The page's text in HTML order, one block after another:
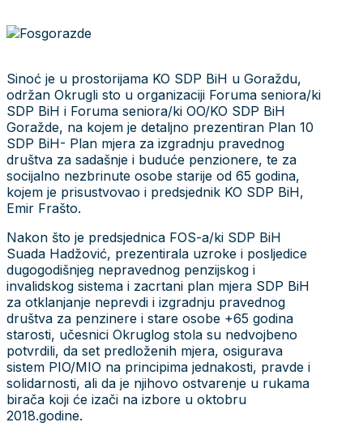
Sinoć je u prostorijama KO SDP BiH u Goraždu,
održan Okrugli sto u organizaciji Foruma seniora/ki
SDP BiH i Foruma seniora/ki OO/KO SDP BiH
Goražde, na kojem je detaljno prezentiran Plan 10
SDP BiH- Plan mjera za izgradnju pravednog
društva za sadašnje i buduće penzionere, te za
socijalno nezbrinute osobe starije od 65 godina,
kojem je prisustvovao i predsjednik KO SDP BiH,
Emir Frašto.
Nakon što je predsjednica FOS-a/ki SDP BiH
Suada Hadžović, prezentirala uzroke i posljedice
dugogodišnjeg nepravednog penzijskog i
invalidskog sistema i zacrtani plan mjera SDP BiH
za otklanjanje neprevdi i izgradnju pravednog
društva za penzinere i stare osobe +65 godina
starosti, učesnici Okruglog stola su nedvojbeno
potvrdili, da set predloženih mjera, osigurava
sistem PIO/MIO na principima jednakosti, pravde i
solidarnosti, ali da je njihovo ostvarenje u rukama
birača koji će izači na izbore u oktobru
2018.godine.